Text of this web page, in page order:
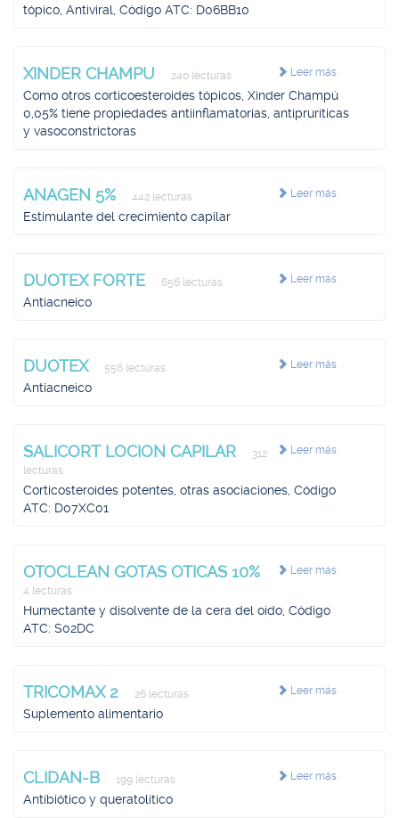
tópico, Antiviral, Código ATC: D06BB10
Leer más
XINDER CHAMPU 240 lecturas
Como otros corticoesteroides tópicos, Xinder Champú
0,05% tiene propiedades antiinflamatorias, antipruríticas
y vasoconstrictoras
Leer más
ANAGEN 5% 442 lecturas
Estimulante del crecimiento capilar
Leer más
DUOTEX FORTE 656 lecturas
Antiacneico
Leer más
DUOTEX 556 lecturas
Antiacneico
Leer más
SALICORT LOCION CAPILAR
312
lecturas
Corticosteroides potentes, otras asociaciones, Código
ATC: D07XC01
Leer más
OTOCLEAN GOTAS OTICAS 10%
4 lecturas
Humectante y disolvente de la cera del oído, Código
ATC: S02DC
Leer más
TRICOMAX 2 26 lecturas
Suplemento alimentario
Leer más
CLIDAN-B 199 lecturas
Antibiótico y queratolítico